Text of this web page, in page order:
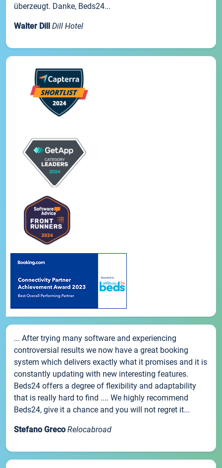
überzeugt. Danke, Beds24...
Walter Dill Dill Hotel
... After trying many software and experiencing
controversial results we now have a great booking
system which delivers exactly what it promises and it is
constantly updating with new interesting features.
Beds24 offers a degree of flexibility and adaptability
that is really hard to find .... We highly recommend
Beds24, give it a chance and you will not regret it...
Stefano Greco Relocabroad